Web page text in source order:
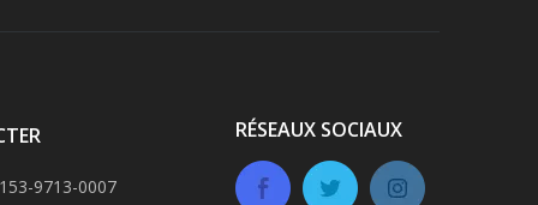
9713-0007
RÉSEAUX SOCIAUX